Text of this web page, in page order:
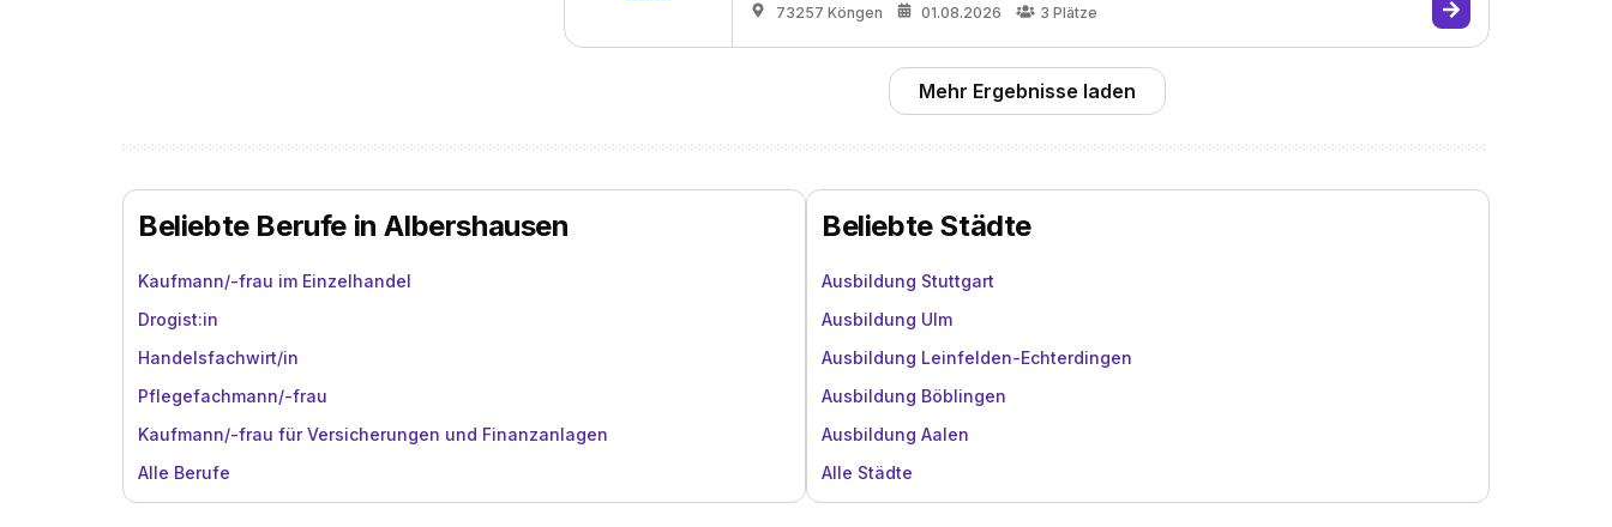
73257 Köngen 01.08.2026 3 Plätze
Mehr Ergebnisse laden
Beliebte Berufe in Albershausen
Kaufmann/-frau im Einzelhandel
Drogist:in
Handelsfachwirt/in
Pflegefachmann/-frau
Kaufmann/-frau für Versicherungen und Finanzanlagen
Alle Berufe
Beliebte Städte
Ausbildung Stuttgart
Ausbildung Ulm
Ausbildung Leinfelden-Echterdingen
Ausbildung Böblingen
Ausbildung Aalen
Alle Städte